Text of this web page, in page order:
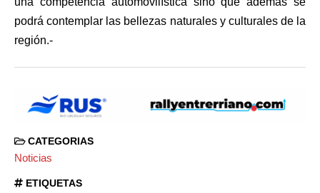
podrá contemplar las bellezas naturales y culturales de la
región.-
CATEGORIAS
Noticias
ETIQUETAS